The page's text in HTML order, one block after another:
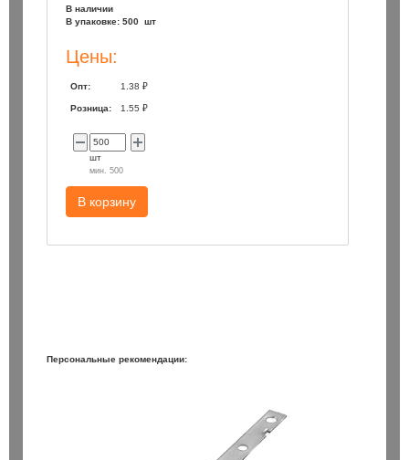
В наличии
В упаковке: 500 шт
Цены:
Опт: 1.38 ₽
Розница: 1.55 ₽
шт
мин. 500
В корзину
Персональные рекомендации: